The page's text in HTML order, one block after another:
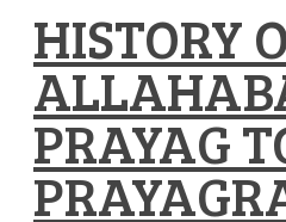
HISTORY
PRAYAG